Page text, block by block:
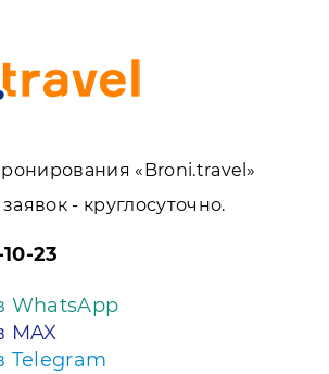
«Broni.travel»
- круглосуточно.
23
WhatsApp
MAX
Telegram